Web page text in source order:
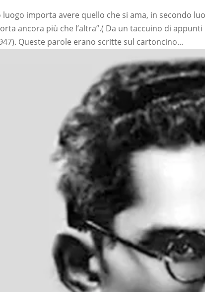
luogo importa avere quello che si ama, in secondo
ancora più che l’altra”.( Da un taccuino di
Queste parole erano scritte sul cartoncino...